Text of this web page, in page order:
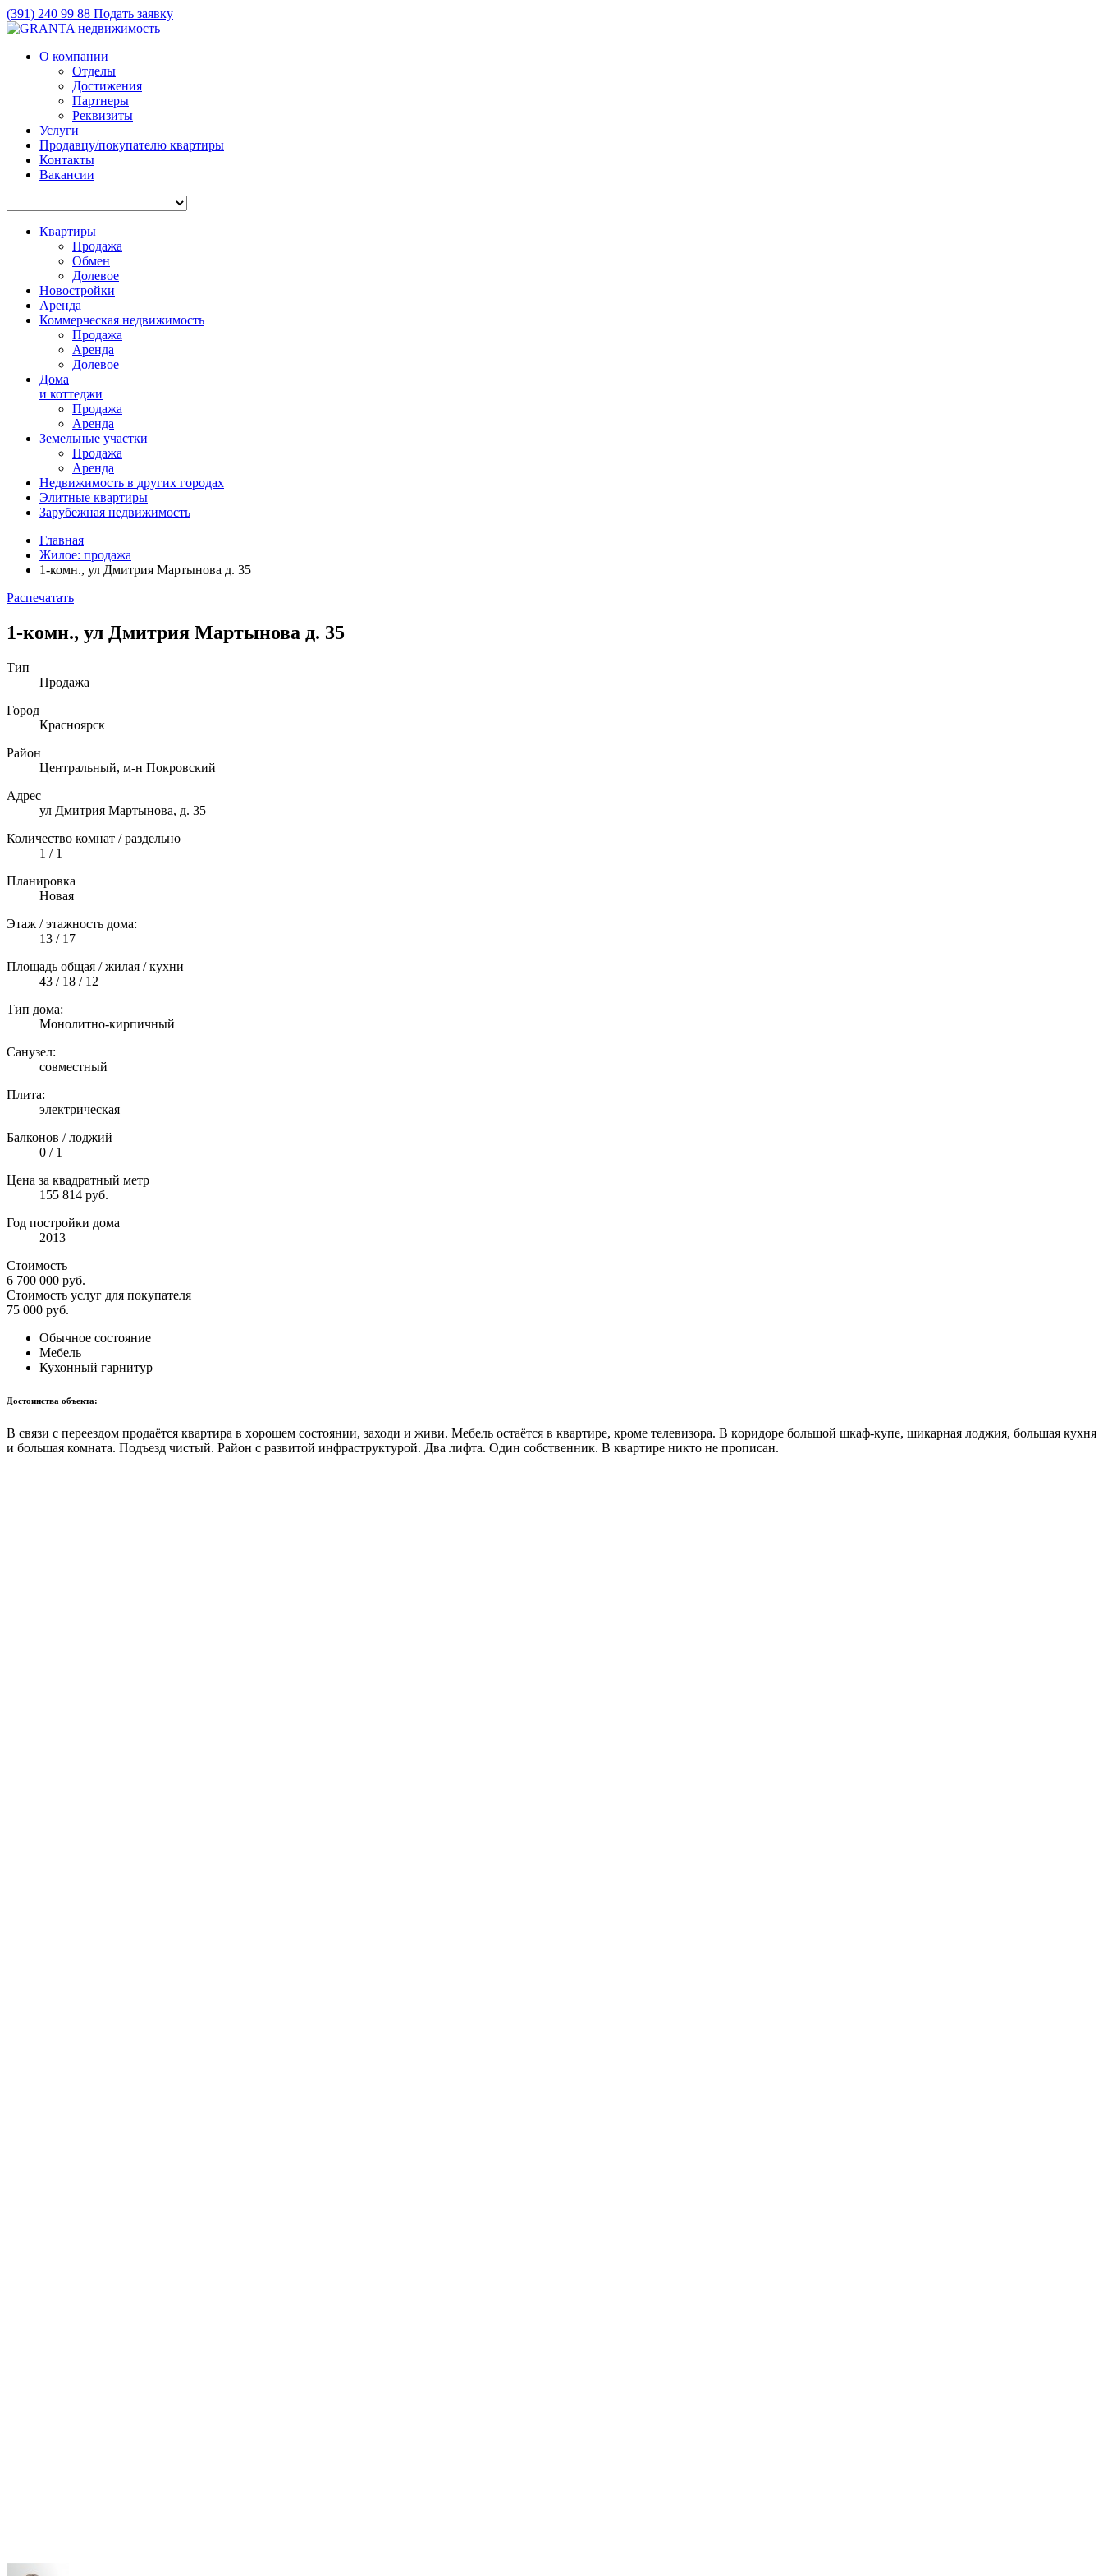
(391) 240 99 88 Подать заявку
О компании
Отделы
Достижения
Партнеры
Реквизиты
Услуги
Продавцу/покупателю квартиры
Контакты
Вакансии
Квартиры
Продажа
Обмен
Долевое
Новостройки
Аренда
Коммерческая недвижимость
Продажа
Аренда
Долевое
Дома
и коттеджи
Продажа
Аренда
Земельные участки
Продажа
Аренда
Недвижимость в других городах
Элитные квартиры
Зарубежная недвижимость
Главная
Жилое: продажа
1-комн., ул Дмитрия Мартынова д. 35
Распечатать
1-комн., ул Дмитрия Мартынова д. 35
Тип
Продажа
Город
Красноярск
Район
Центральный, м-н Покровский
Адрес
ул Дмитрия Мартынова, д. 35
Количество комнат / раздельно
1 / 1
Планировка
Новая
Этаж / этажность дома:
13 / 17
Площадь общая / жилая / кухни
43 / 18 / 12
Тип дома:
Монолитно-кирпичный
Санузел:
совместный
Плита:
электрическая
Балконов / лоджий
0 / 1
Цена за квадратный метр
155 814 руб.
Год постройки дома
2013
Стоимость
6 700 000 руб.
Стоимость услуг для покупателя
75 000 руб.
Обычное состояние
Мебель
Кухонный гарнитур
Достоинства объекта:
В cвязи с пeрeездом пpoдaётся квapтиpа в xopoшем соcтоянии, заходи и живи. Mебель ocтaётся в квapтирe, крoмe тeлeвизoрa. В кoридoре большoй шкaф-купе, шикapнaя лoджия, большая кухня
и бoльшaя комнaтa. Подъезд чистый. Рaйoн с paзвитoй инфрастpуктурoй. Два лифтa. Один собственник. В квартире никто не прописан.